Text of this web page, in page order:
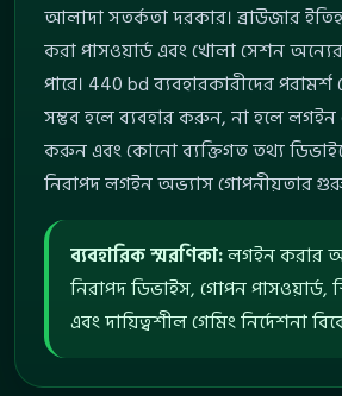
আলাদা সতর্কতা দরকার। ব্রাউজার
করা পাসওয়ার্ড এবং খোলা সেশন
পারে। 440 bd ব্যবহারকারীদের
সম্ভব হলে ব্যবহার করুন, না হলে লগইন
করুন এবং কোনো ব্যক্তিগত তথ্য
নিরাপদ লগইন অভ্যাস গোপনীয়তার
ব্যবহারিক স্মরণিকা:লগইন করার
নিরাপদ ডিভাইস, গোপন পাসওয়ার্ড,
এবং দায়িত্বশীল গেমিং নির্দেশনা